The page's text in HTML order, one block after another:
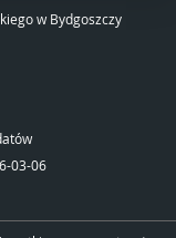
w Bydgoszczy
03-06